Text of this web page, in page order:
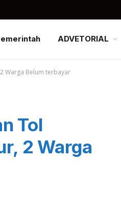
ADVETORIAL
Warga Belum terbayar
Tol
2 Warga